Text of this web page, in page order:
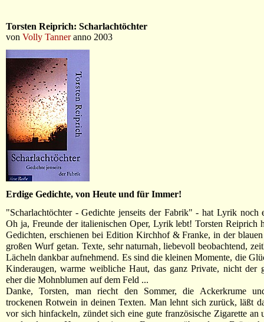
Torsten Reiprich: Scharlachtöchter
von Volly Tanneranno 2003
Erdige Gedichte, von Heute und für Immer!
"Scharlachtöchter - Gedichte jenseits der Fabrik" - hat Lyrik noch
Oh ja, Freunde der italienischen Oper, Lyrik lebt! Torsten Reiprich
Gedichten, erschienen bei Edition Kirchhof & Franke, in der
großen Wurf getan. Texte, sehr naturnah, liebevoll beobachtend,
Lächeln dankbar aufnehmend. Es sind die kleinen Momente, die
Kinderaugen, warme weibliche Haut, das ganz Private, nicht der
eher die Mohnblumen auf dem Feld ...
Danke, Torsten, man riecht den Sommer, die Ackerkrume
trockenen Rotwein in deinen Texten. Man lehnt sich zurück, läßt
vor sich hinfackeln, zündet sich eine gute französische Zigarette an